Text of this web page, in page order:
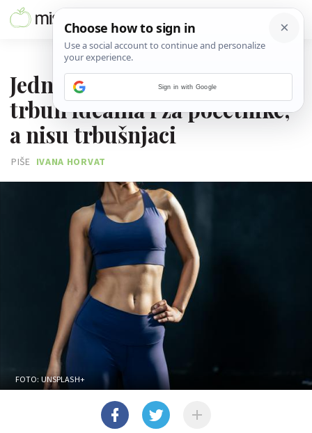
Jedna vježba savršena za
trbuh idealna i za početnike,
a nisu trbušnjaci
PIŠE IVANA HORVAT
FOTO: UNSPLASH+
Sign in with Google